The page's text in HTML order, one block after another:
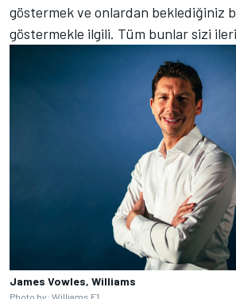
göstermek ve onlardan beklediğiniz
göstermekle ilgili. Tüm bunlar sizi
James Vowles, Williams
Photo by: Williams F1